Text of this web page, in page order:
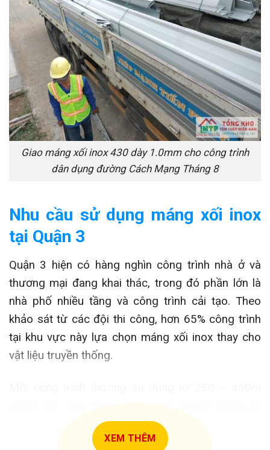
Giao máng xối inox 430 dày 1.0mm cho công trình
dân dụng đường Cách Mạng Tháng 8
Nhu cầu sử dụng máng xối inox
tại Quận 3
Quận 3 hiện có hàng nghìn công trình nhà ở và
thương mại đang khai thác, trong đó phần lớn là
nhà phố nhiều tầng và công trình cải tạo. Theo
khảo sát từ các đội thi công, hơn 65% công trình
tại khu vực này lựa chọn máng xối inox thay cho
vật liệu truyền thống.
100x100mm đến 150x150mm. Inox 304 dày
0.5mm – 0.6mm được sử dụng phổ biến cho mái
XEM THÊM